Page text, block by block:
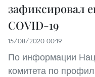
зафиксировал
COVID-19
15/08/2020 00:19
По информации
комитета по